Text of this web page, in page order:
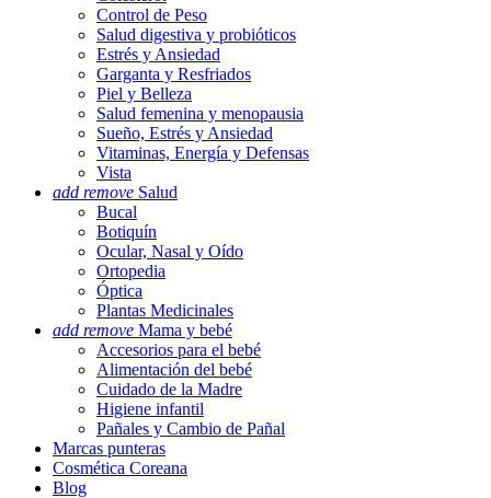
Control de Peso
Salud digestiva y probióticos
Estrés y Ansiedad
Garganta y Resfriados
Piel y Belleza
Salud femenina y menopausia
Sueño, Estrés y Ansiedad
Vitaminas, Energía y Defensas
Vista
add remove Salud
Bucal
Botiquín
Ocular, Nasal y Oído
Ortopedia
Óptica
Plantas Medicinales
add remove Mama y bebé
Accesorios para el bebé
Alimentación del bebé
Cuidado de la Madre
Higiene infantil
Pañales y Cambio de Pañal
Marcas punteras
Cosmética Coreana
Blog